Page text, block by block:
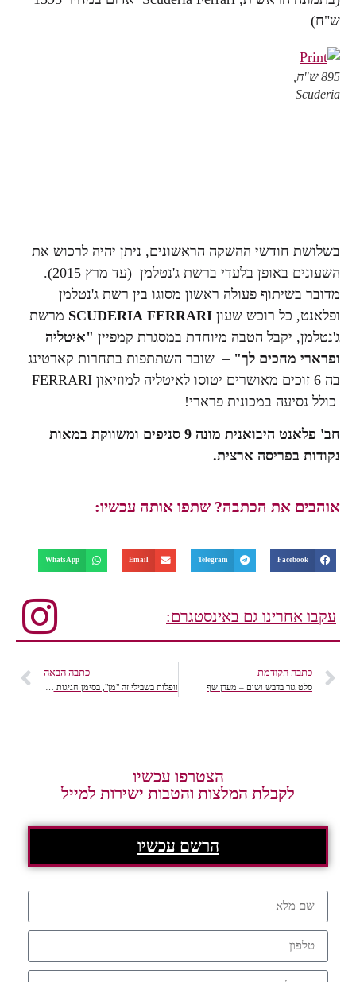
ש"ח)
895 ש"ח,
Scuderia
בשלושת חודשי ההשקה הראשונים, ניתן יהיה לרכוש את
השעונים באופן בלעדי ברשת ג'נטלמן (עד מרץ 2015).
מדובר בשיתוף פעולה ראשון מסוגו בין רשת ג'נטלמן
ופלאנט, כל רוכש שעון
SCUDERIA FERRARI
מרשת
ג'נטלמן, יקבל הטבה מיוחדת במסגרת קמפיין "איטליה
ופרארי מחכים לך" – שובר השתתפות בתחרות קארטינג
בה 6 זוכים מאושרים יטוסו לאיטליה למוזיאון FERRARI
כולל נסיעה במכונית פרארי!
חב' פלאנט היבואנית מונה 9 סניפים ומשווקת במאות
נקודות בפריסה ארצית.
אוהבים את הכתבה? שתפו אותה עכשיו:
Facebook
Telegram
Email
WhatsApp
עקבו אחרינו גם באינסטגרם:
כתבה הקודמת
סלט גזר בדבש ושום – מעדן שף
כתבה הבאה
הצטרפו עכשיו
לקבלת המלצות והטבות ישירות למייל
הרשם עכשיו